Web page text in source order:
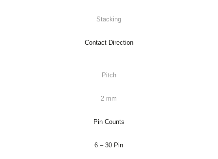
Stacking
Contact Direction
Pitch
2 mm
Pin Counts
6 – 30 Pin